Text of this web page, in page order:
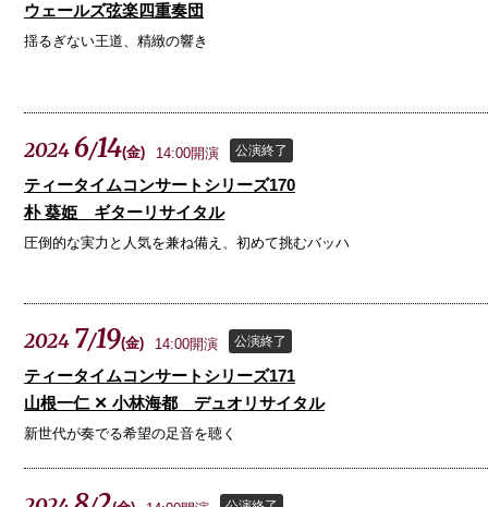
ウェールズ弦楽四重奏団
揺るぎない王道、精緻の響き
20246/14(金) 14:00開演 公演終了
ティータイムコンサートシリーズ170
朴 葵姫 ギターリサイタル
圧倒的な実力と人気を兼ね備え、初めて挑むバッハ
2024 7/19(金) 14:00開演 公演終了
ティータイムコンサートシリーズ171
山根一仁 ✕ 小林海都 デュオリサイタル
新世代が奏でる希望の足音を聴く